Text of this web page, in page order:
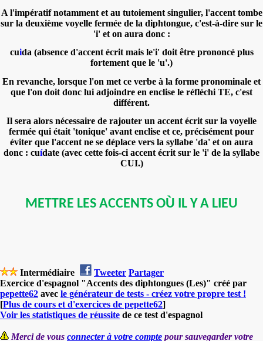
A l'impératif notamment et au tutoiement singulier, l'accent tombe
sur la deuxième voyelle fermée de la diphtongue, c'est-à-dire sur le
'i' et on aura donc :
cuida (absence d'accent écrit mais le'i' doit être prononcé plus
fortement que le 'u'.)
En revanche, lorsque l'on met ce verbe à la forme pronominale et
que l'on doit donc lui adjoindre en enclise le réfléchi TE, c'est
différent.
Il sera alors nécessaire de rajouter un accent écrit sur la voyelle
fermée qui était 'tonique' avant enclise et ce, précisément pour
éviter que l'accent ne se déplace vers la syllabe 'da' et on aura
donc : cuídate (avec cette fois-ci accent écrit sur le 'i' de la syllabe
CUI.)
METTRE LES ACCENTS OÙ IL Y A LIEU
Intermédiaire Tweeter Partager
Exercice d'espagnol "Accents des diphtongues (Les)" créé par
pepette62 avec le générateur de tests - créez votre propre test !
[Plus de cours et d'exercices de pepette62]
Voir les statistiques de réussite de ce test d'espagnol
Merci de vous connecter à votre compte pour sauvegarder votre